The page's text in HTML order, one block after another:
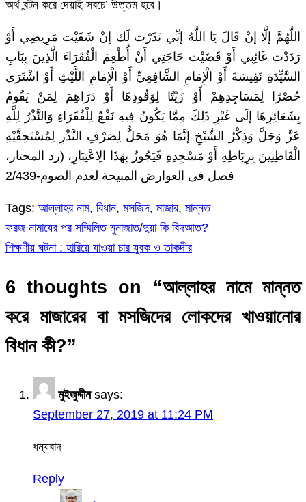
অর্থ বন্টন করে দেয়াই সবচে’ উত্তম হবে।
اللَّهُمَّ إلَّا إنْ قَالَ يَا اللَّهُ إنِّي نَذَرْت لَك إنْ شَفَيْت مَرِيضِي أَوْ
رَدَدْت غَائِبِي أَوْ قَضَيْت حَاجَتِي أَنْ أُطْعِمَ الْفُقَرَاءَ الَّذِينَ بِبَابِ
السَّيِّدَةِ نَفِيسَةَ أَوْ الْإِمَامِ الشَّافِعِيِّ أَوْ الْإِمَامِ اللَّيْثِ أَوْ اشْتَرَى
حُصْرًا لِمَسَاجِدِهِمْ أَوْ زَيْتًا لِوَقُودِهَا أَوْ دَرَاهِمَ لِمَنْ يَقُومُ
بِشَعَائِرِهَا إلَى غَيْرِ ذَلِكَ مِمَّا يَكُونُ فِيهِ نَفْعٌ لِلْفُقَرَاءِ وَالنَّذْرُ لِلَّهِ
عَزَّ وَجَلَّ وَذِكْرُ الشَّيْخِ إنَّمَا هُوَ مَحَلٌّ لِصَرْفِ النَّذْرِ لِمُسْتَحِقَّيْهِ
الْقَاطِنِينَ بِرِبَاطِهِ أَوْ مَسْجِدِهِ فَيَجُوزُ بِهَذَا الِاعْتِبَارِ، (رد المحتار،
فصل فى العوارض المبيحة لعدم الصوم-2/439
Tags: আল্লাহর নাম, বিধান, মসজিদ, মাজার, মান্নত
Post
ফরজ নামাযের পর সম্মিলিত মুনাজাত/দুয়া কি বিদআত?
শিক্ষণীয় ঘটনা : হারিয়ে যাওয়া চার যুবক ও তাকদীর
6 thoughts on “আল্লাহর নামে মান্নত
করে মাজারের বা মসজিদের লোকদের খাওয়ানোর
বিধান কী?”
মুইজুদ্দীন says:
September 27, 2019 at 11:24 PM
ধন্যবাদ
Reply